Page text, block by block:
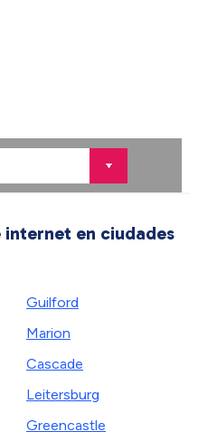
en ciudades
Guilford
Marion
Cascade
Leitersburg
Greencastle